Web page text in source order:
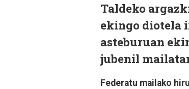
Taldeko
ekingo diotela
asteburuan
jubenil
Federatu mailako